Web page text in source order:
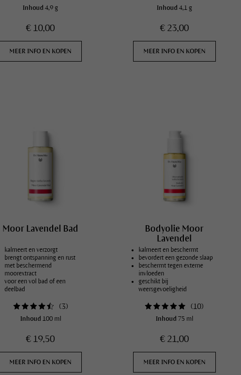
Inhoud4,9 g
€ 10,00
MEER INFO EN KOPEN
Inhoud 4,1 g
€ 23,00
MEER INFO EN KOPEN
Moor Lavendel Bad
kalmeert en verzorgt
brengt ontspanning en rust
met beschermend
moorextract
voor een vol bad of een
deelbad
(3)
Inhoud 100 ml
€ 19,50
MEER INFO EN KOPEN
Bodyolie Moor
Lavendel
kalmeert en beschermt
bevordert een gezonde slaap
beschermt tegen externe
invloeden
geschikt bij
weersgevoeligheid
(10)
Inhoud 75 ml
€ 21,00
MEER INFO EN KOPEN